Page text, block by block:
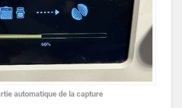
automatique de la capture